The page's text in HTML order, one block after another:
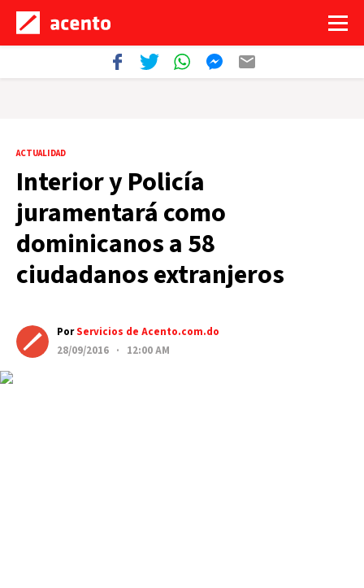
ACTUALIDAD
Interior y Policía
juramentará como
dominicanos a 58
ciudadanos extranjeros
PorServicios de Acento.com.do
28/09/2016 · 12:00 AM